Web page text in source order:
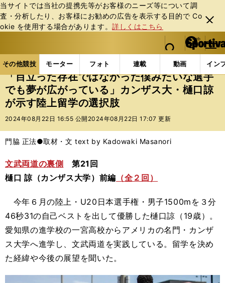
当サイトでは当社の提携先等がお客様のニーズ等について調
査・分析したり、お客様にお勧めの広告を表⽰する⽬的で Co
okie を使⽤する場合があります。詳しくはこちら
閉じ
る
web Sportiva (webスポルティーバ)
検索
マイペ
ー
ジ
メニュ
その他競技 モーター フォト 連載 動画 イン
ス
ポ
ル
テ
ー
バ
その他競技の記事一覧 陸上 「目立った存在ではな
「目立った存在ではなかった僕みたいな選手
でも夢が広がっている」カンザス大・樋口諒
が示す陸上留学の選択肢
2024年08月22日 16:55 公開 2024年08月22日 17:07 更新
門脇 正法●取材・文 text by Kadowaki Masanori
文武両道の裏側 第21回
樋口 諒（カンザス大学）前編 （全２回）
今年６月の陸上・U20日本選手権・男子1500mを３分
46秒31の自己ベストを出して優勝した樋口諒（19歳）。
愛知県の進学校の一宮高校からアメリカの名門・カンザ
ス大学へ進学し、文武両道を実践している。留学を決め
た経緯や今後の展望を聞いた。